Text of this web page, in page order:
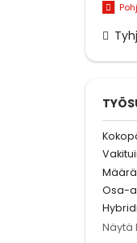
Osa-
Näytä